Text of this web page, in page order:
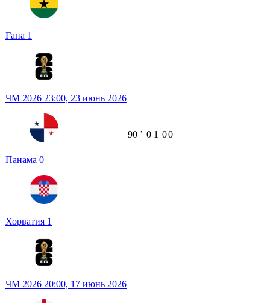
Гана 1
ЧМ 2026 23:00, 23 июнь 2026
Панама 0
Хорватия 1
90 ʼ 0 1 00
ЧМ 2026 20:00, 17 июнь 2026